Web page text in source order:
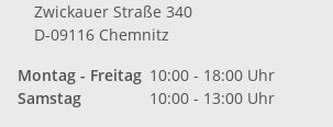
Zwickauer Straße 340
D-09116 Chemnitz
Montag - Freitag 10:00 - 18:00 Uhr
Samstag
10:00 - 13:00 Uhr